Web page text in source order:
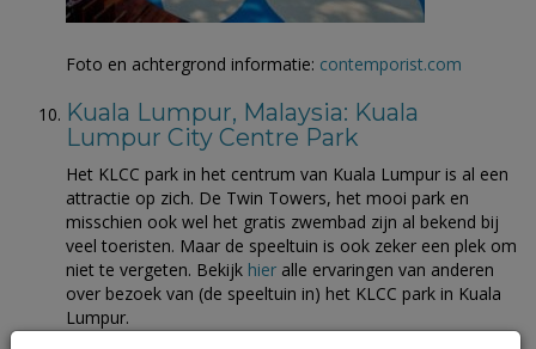
Foto en achtergrond informatie: contemporist.com
Kuala Lumpur, Malaysia: Kuala
Lumpur City Centre Park
Het KLCC park in het centrum van Kuala Lumpur is al een
attractie op zich. De Twin Towers, het mooi park en
misschien ook wel het gratis zwembad zijn al bekend bij
veel toeristen. Maar de speeltuin is ook zeker een plek om
niet te vergeten. Bekijk hier alle ervaringen van anderen
over bezoek van (de speeltuin in) het KLCC park in Kuala
Lumpur.